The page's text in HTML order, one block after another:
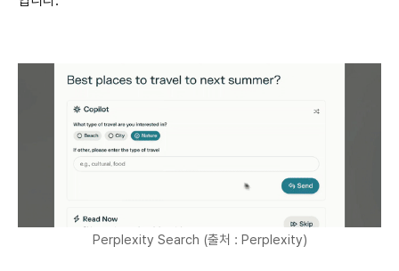
Perplexity Search (출처 : Perplexity)